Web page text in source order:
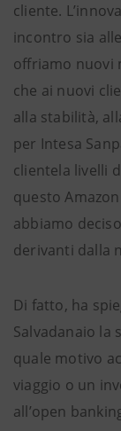
cliente.
incontro sia
offriamo nuovi
che ai nuovi
alla stabilità,
per Intesa
clientela livelli
questo
abbiamo
derivanti dalla
Di fatto, ha
Salvadanaio la
quale motivo
viaggio o un
all’open